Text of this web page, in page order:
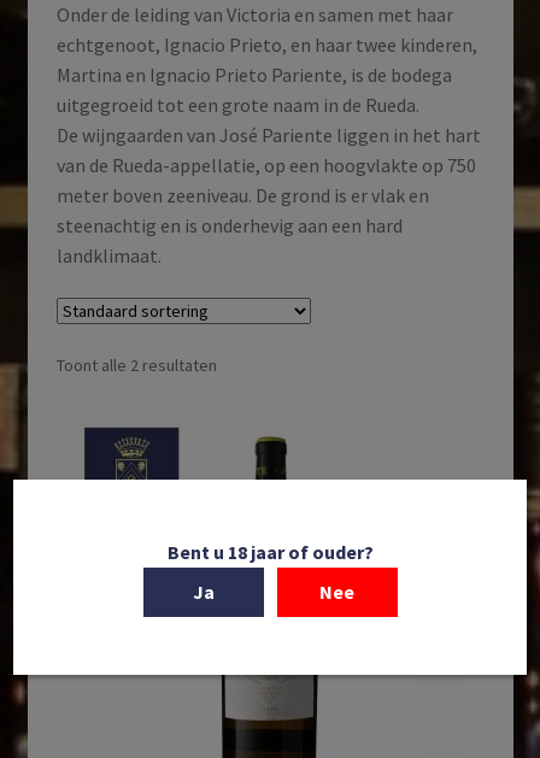
Onder de leiding van Victoria en samen met haar
echtgenoot, Ignacio Prieto, en haar twee kinderen,
Martina en Ignacio Prieto Pariente, is de bodega
uitgegroeid tot een grote naam in de Rueda.
De wijngaarden van José Pariente liggen in het hart
van de Rueda-appellatie, op een hoogvlakte op 750
meter boven zeeniveau. De grond is er vlak en
steenachtig en is onderhevig aan een hard
landklimaat.
Toont alle 2 resultaten
Bent u 18 jaar of ouder?
Ja
Nee